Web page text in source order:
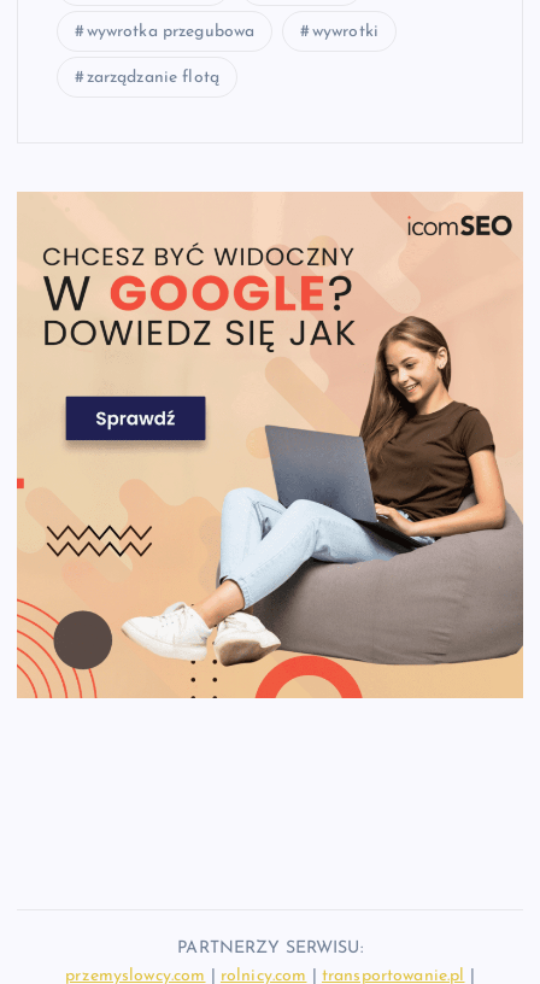
wywrotka przegubowa wywrotki
zarządzanie flotą
PARTNERZY SERWISU:
przemyslowcy.com
rolnicy.com transportowanie.pl